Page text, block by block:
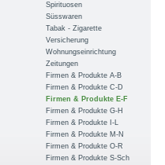
Spirituosen
Süsswaren
Tabak - Zigarette
Versicherung
Wohnungseinrichtung
Zeitungen
Firmen & Produkte A-B
Firmen & Produkte C-D
Firmen & Produkte E-F
Firmen & Produkte G-H
Firmen & Produkte I-L
Firmen & Produkte M-N
Firmen & Produkte O-R
Firmen & Produkte S-Sch